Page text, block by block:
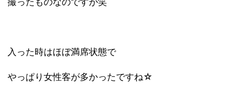
入った時はほぼ満席状態で
やっぱり女性客が多かったですね☆